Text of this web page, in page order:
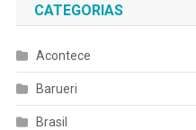
CATEGORIAS
Acontece
Barueri
Brasil